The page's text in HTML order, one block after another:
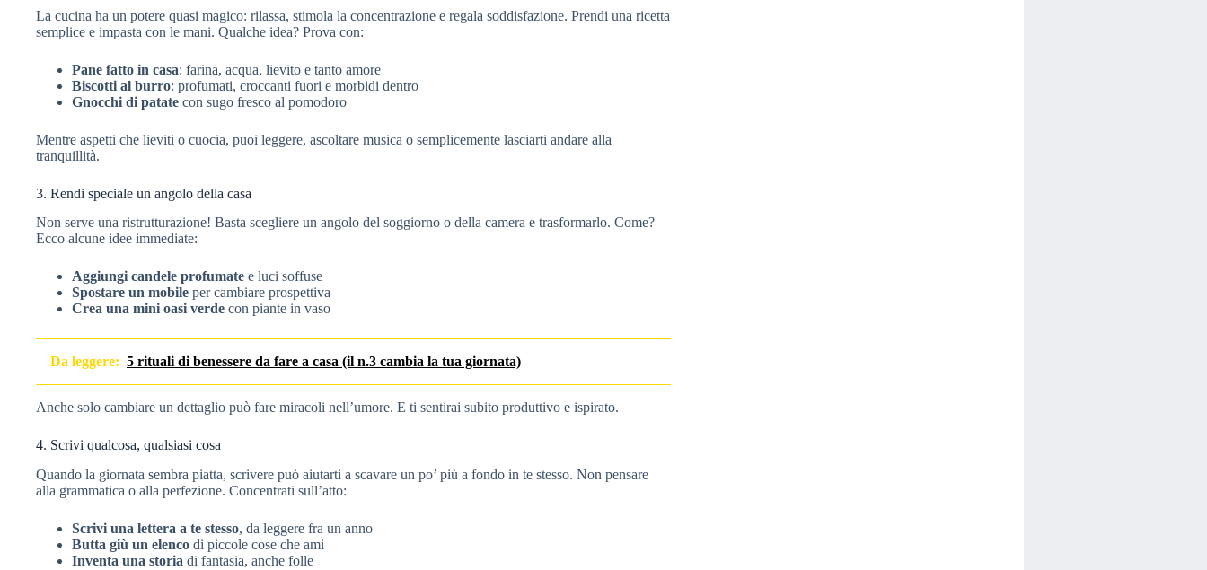
La cucina ha un potere quasi magico: rilassa, stimola la concentrazione e regala soddisfazione. Prendi una ricetta
semplice e impasta con le mani. Qualche idea? Prova con:
Pane fatto in casa: farina, acqua, lievito e tanto amore
Biscotti al burro: profumati, croccanti fuori e morbidi dentro
Gnocchi di patate con sugo fresco al pomodoro
Mentre aspetti che lieviti o cuocia, puoi leggere, ascoltare musica o semplicemente lasciarti andare alla
tranquillità.
3. Rendi speciale un angolo della casa
Non serve una ristrutturazione! Basta scegliere un angolo del soggiorno o della camera e trasformarlo. Come?
Ecco alcune idee immediate:
Aggiungi candele profumate e luci soffuse
Spostare un mobile per cambiare prospettiva
Crea una mini oasi verde con piante in vaso
Da leggere: 5 rituali di benessere da fare a casa (il n.3 cambia la tua giornata)
Anche solo cambiare un dettaglio può fare miracoli nell’umore. E ti sentirai subito produttivo e ispirato.
4. Scrivi qualcosa, qualsiasi cosa
Quando la giornata sembra piatta, scrivere può aiutarti a scavare un po’ più a fondo in te stesso. Non pensare
alla grammatica o alla perfezione. Concentrati sull’atto:
Scrivi una lettera a te stesso, da leggere fra un anno
Butta giù un elenco di piccole cose che ami
Inventa una storia di fantasia, anche folle